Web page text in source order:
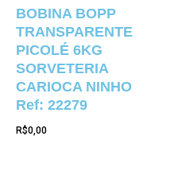
BOBINA BOPP
TRANSPARENTE
PICOLÉ 6KG
SORVETERIA
CARIOCA NINHO
Ref: 22279
R$0,00